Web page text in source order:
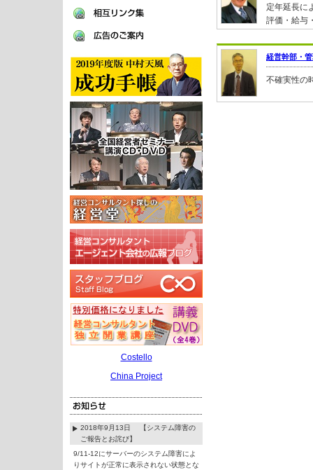
Costello
China Project
2018年9月13日 【システム障害の
ご報告とお詫び】
9/11-12にサーバーのシステム障害によ
りサイトが正常に表示されない状態とな
定年延長に
評価・給与
経営幹部・
不確実性の